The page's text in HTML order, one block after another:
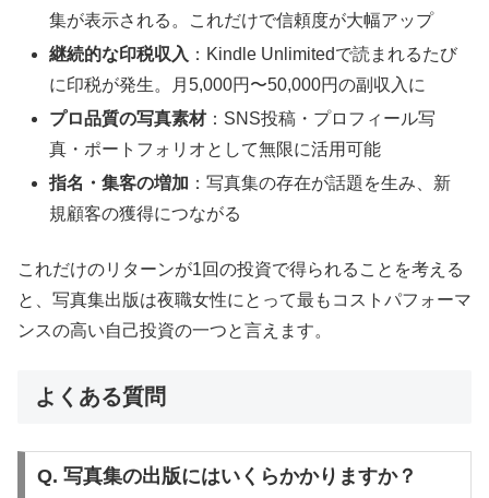
集が表示される。これだけで信頼度が大幅アップ
継続的な印税収入 ：Kindle Unlimitedで読まれるたび
に印税が発生。月5,000円〜50,000円の副収入に
プロ品質の写真素材：SNS投稿・プロフィール写
真・ポートフォリオとして無限に活用可能
指名・集客の増加 ：写真集の存在が話題を生み、新
規顧客の獲得につながる
これだけのリターンが1回の投資で得られることを考える
と、写真集出版は夜職女性にとって最もコストパフォーマ
ンスの高い自己投資の一つと言えます。
よくある質問
Q. 写真集の出版にはいくらかかりますか？